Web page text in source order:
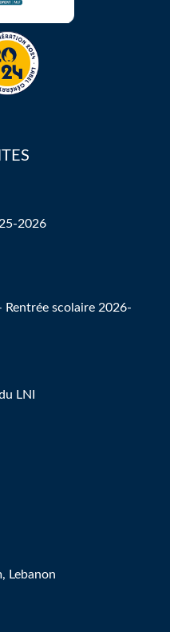
2026
Rentrée scolaire 2026-
LNI
Lebanon